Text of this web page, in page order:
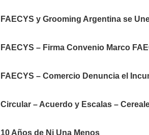
FAECYS y Grooming Argentina se
FAECYS – Firma Convenio Marco
FAECYS – Comercio Denuncia el
Circular – Acuerdo y Escalas –
10 Años de Ni Una Menos